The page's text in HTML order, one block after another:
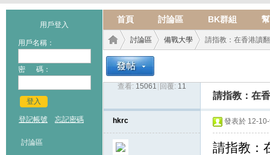
用戶登入
用戶名稱：
密 碼：
登入
登記帳號 忘記密碼
討論區
首頁 討論區 BK群組
教育›
討論區
›
備戰大學 請指教：在香港讀
查看: 15061 回覆: 11
請指教：在
hkrc 發表於 12-
請指教：